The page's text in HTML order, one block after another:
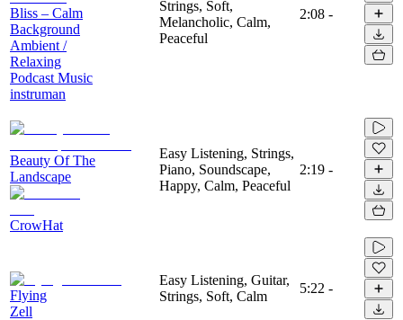
Bliss – Calm
Background
Ambient /
Relaxing
Podcast Music
instruman
Strings, Soft,
Melancholic, Calm,
Peaceful
2:08 -
Beauty Of The
Landscape
CrowHat
Easy Listening, Strings,
Piano, Soundscape,
Happy, Calm, Peaceful
2:19 -
Flying
Zell
Easy Listening, Guitar,
Strings, Soft, Calm
5:22 -